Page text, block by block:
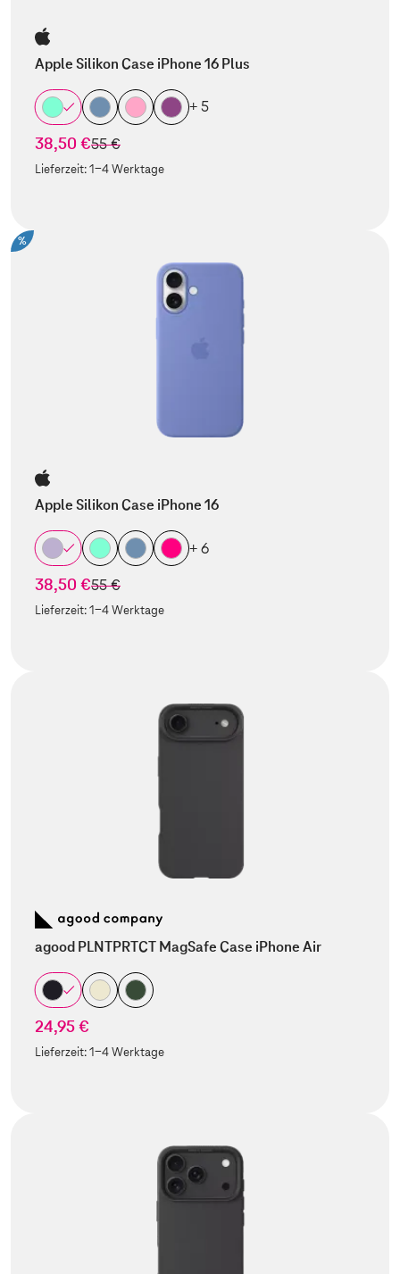
Apple Silikon Case iPhone 16 Plus
+ 5
38,50 €statt
55 €
Lieferzeit:1-4 Werktage
%
Apple Silikon Case iPhone 16
+ 6
38,50 €statt
55 €
Lieferzeit:1-4 Werktage
agood PLNTPRTCT MagSafe Case iPhone Air
24,95 €
Lieferzeit:1-4 Werktage